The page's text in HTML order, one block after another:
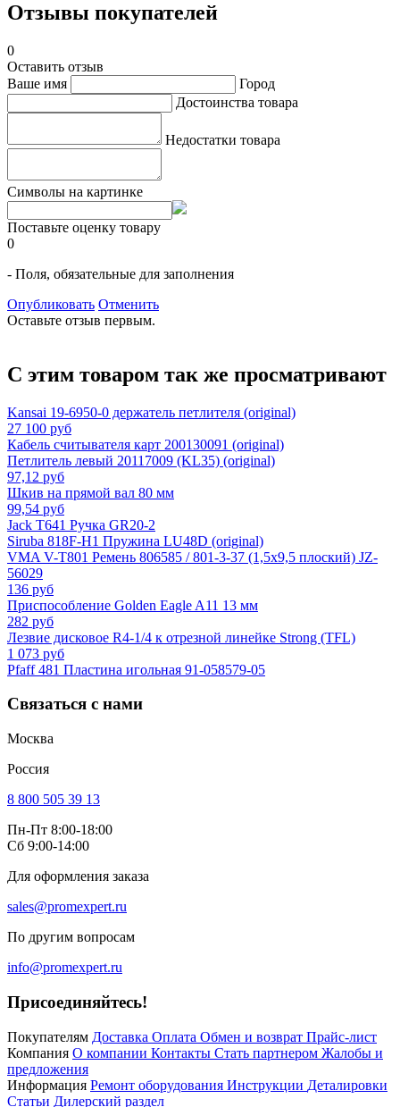
Отзывы покупателей
0
Оставить отзыв
Ваше имя
Город
Достоинства товара
Недостатки товара
Символы на картинке
Поставьте оценку товару
0
- Поля, обязательные для заполнения
Опубликовать Отменить
Оставьте отзыв первым.
С этим товаром так же просматривают
Kansai 19-6950-0 держатель петлителя (original)
27 100 руб
Кабель считывателя карт 200130091 (original)
Петлитель левый 20117009 (KL35) (original)
97,12 руб
Шкив на прямой вал 80 мм
99,54 руб
Jack T641 Ручка GR20-2
Siruba 818F-H1 Пружина LU48D (original)
VMA V-T801 Ремень 806585 / 801-3-37 (1,5х9,5 плоский) JZ-
56029
136 руб
Приспособление Golden Eagle A11 13 мм
282 руб
Лезвие дисковое R4-1/4 к отрезной линейке Strong (TFL)
1 073 руб
Pfaff 481 Пластина игольная 91-058579-05
Связаться с нами
Москва
Россия
8 800 505 39 13
Пн-Пт 8:00-18:00
Сб 9:00-14:00
Для оформления заказа
sales@promexpert.ru
По другим вопросам
info@promexpert.ru
Присоединяйтесь!
Покупателям Доставка Оплата Обмен и возврат Прайс-лист
Компания О компании Контакты Стать партнером Жалобы и
предложения
Информация Ремонт оборудования Инструкции Деталировки
Статьи Дилерский раздел